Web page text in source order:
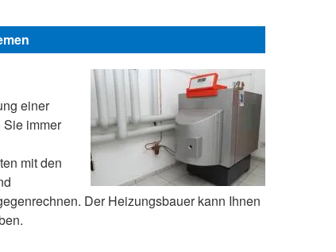
einer
immer
mit den
Der Heizungsbauer kann Ihnen